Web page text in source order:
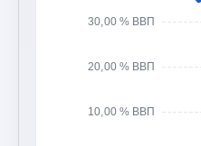
10,00 % ВВП
20,00 % ВВП
30,00 % ВВП